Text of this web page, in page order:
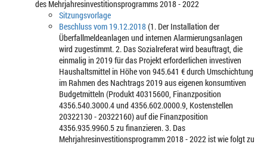
des Mehrjahresinvestitionsprogramms 2018 - 2022
Sitzungsvorlage
Beschluss vom 19.12.2018(1. Der Installation der
Überfallmeldeanlagen und internen Alarmierungsanlagen
wird zugestimmt. 2. Das Sozialreferat wird beauftragt, die
einmalig in 2019 für das Projekt erforderlichen investiven
Haushaltsmittel in Höhe von 945.641 € durch Umschichtung
im Rahmen des Nachtrags 2019 aus eigenen konsumtiven
Budgetmitteln (Produkt 40315600, Finanzposition
4356.540.3000.4 und 4356.602.0000.9, Kostenstellen
20322130 - 20322160) auf die Finanzposition
4356.935.9960.5 zu finanzieren. 3. Das
Mehrjahresinvestitionsprogramm 2018 - 2022 ist wie folgt zu